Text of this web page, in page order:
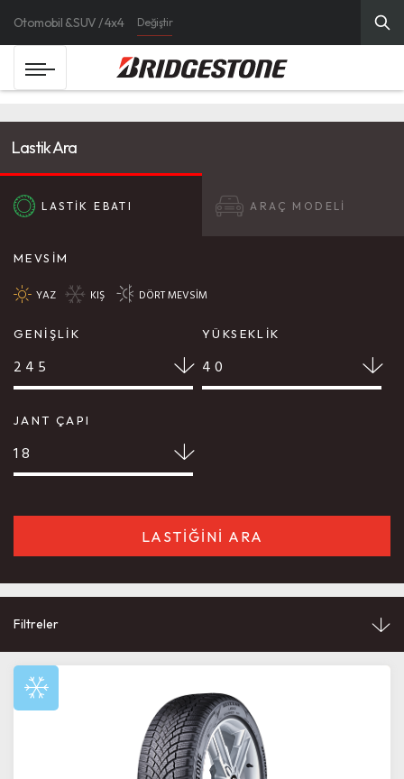
Otomobil & SUV / 4x4 Değiştir
Lastik Ara
LASTİK EBATI ARAÇ MODELİ
MEVSİM
YAZ KIŞ DÖRT MEVSİM
GENİŞLİK
245
YÜKSEKLİK
40
JANT ÇAPI
18
LASTİĞİNİ ARA
Filtreler